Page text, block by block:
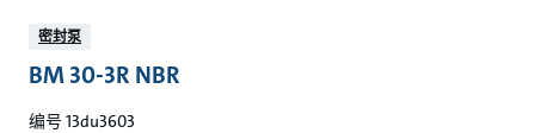
较
密封泵
BM 30-3R NBR
编号 13du3603